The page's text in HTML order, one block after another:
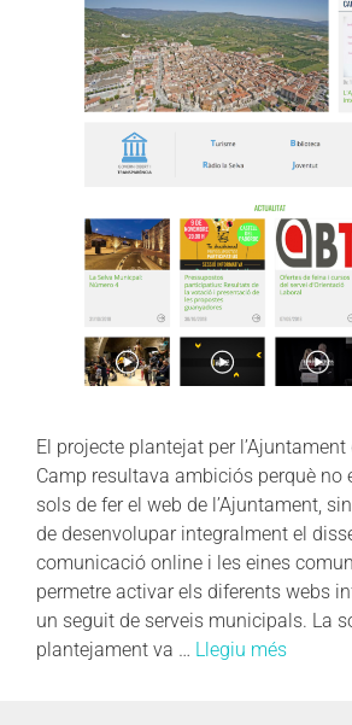
El projecte plantejat per l’Ajuntament
Camp resultava ambiciós perquè no
sols de fer el web de l’Ajuntament,
de desenvolupar integralment el
comunicació online i les eines
permetre activar els diferents webs
un seguit de serveis municipals. La
plantejament va … Llegiu més